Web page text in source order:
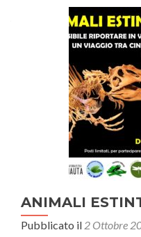
ANIMALI
Pubblicato il 2 Ottobre